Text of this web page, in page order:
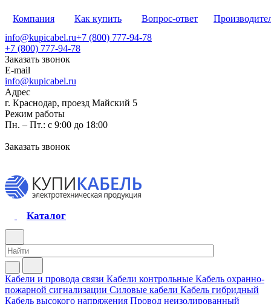
Компания Как купить Вопрос-ответ
info@kupicabel.ru+7 (800) 777-94-78
+7 (800) 777-94-78
Заказать звонок
E-mail
info@kupicabel.ru
Адрес
г. Краснодар, проезд Майский 5
Режим работы
Пн. – Пт.: с 9:00 до 18:00
Заказать звонок
Каталог
Кабели и провода связи Кабели контрольные Кабель охранно-
пожарной сигнализации Силовые кабели Кабель гибридный
Кабель высокого напряжения Провод неизолированный